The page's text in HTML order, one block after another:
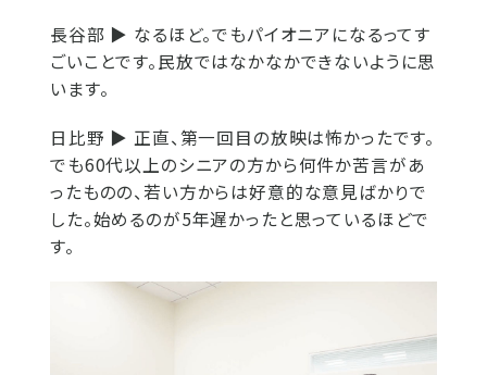
長谷部 ▶ なるほど。でもパイオニアになるってす
ごいことです。民放ではなかなかできないように思
います。
日比野 ▶正直、第一回目の放映は怖かったです。
でも60代以上のシニアの方から何件か苦言があ
ったものの、若い方からは好意的な意見ばかりで
した。始めるのが5年遅かったと思っているほどで
す。